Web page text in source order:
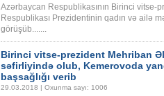
Azərbaycan Respublikasının Birinci
Respublikası Prezidentinin qadın və ailə
görüşüb.......
Birinci vitse-prezident Mehriban
səfirliyində olub, Kemerovoda
başsağlığı verib
29.03.2018 | Oxunma sayı: 1006